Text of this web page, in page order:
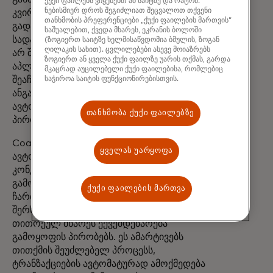
კვირა იმავდროულად, წინასწარი
გადახდა ჩაფიქსირებულია ესკროუში,
სადაც არც მყიდველს და არც გამყიდველს
არ შეუძლია პროცენტის Coadjute-ის
აპლიკაცია მყიდველს საშუალებას აძლევს
შეაჩეროს ფული საკუთარ საბანკო
ანგარიშზე; შემდეგ ჭკვიანი კონტრაქტი
ავტომატურად ათავისუფლებს გადახდას
პირობების დაკ
Coadjute ასევე იკვლევს
ავტომატიზირებულ გამოყოფას -
კონკრეტული მიზნისთვის ფულის
გამოყოფის პროცესს - რომელიც
ჩართულია ბლოკჩეინის სისტემით და
შერწყმულია MTN წესებთან, რომლებიც
თითოეულ მხარეს ექვემდებარება
გამოყოფის პირობებს. ეს ამარტივებს
თითქმის შეუძლებელ პროცესს,
ტრანზაქციების ავტომატურად ამოქმედება
ნებისმიერ დროს შეგიძლიათ შეცვალოთ თქვენი
თანხმობის პრეფერენციები „ქუქი ფაილების მართვის“
საშუალებით, ქვედა მხარეს, ეკრანის ბოლოში
(ზოგიერთ საიტზე ხელმისაწვდომია ბმულის, ზოგან
ღილაკის სახით). ცვლილებები ასევე მოიაზრებს
ზოგიერთ ან ყველა ქუქი ფაილზე უარის თქმას, გარდა
მკაცრად აუცილებელი ქუქი ფაილებისა, რომლებიც
საჭიროა საიტის ფუნქციონირებისთვის.
თანხმობა ქუქი ფაილებზე
ყველას უარყოფა
ქუქი ფაილების მართვა